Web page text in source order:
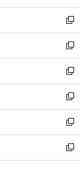
開
く
ウ
で
開
く
ン
ド
ウ
で
開
く
ウ
ィ
ン
ド
ウ
で
開
く
し
い
ウ
ィ
ン
ド
ウ
で
開
く
新
し
い
ウ
ィ
ン
ド
ウ
で
開
く
新
し
い
ウ
ィ
ン
ド
ウ
で
開
新
し
い
ウ
ィ
ン
ド
ウ
新
し
い
ウ
ィ
ン
新
し
い
ウ
新
し